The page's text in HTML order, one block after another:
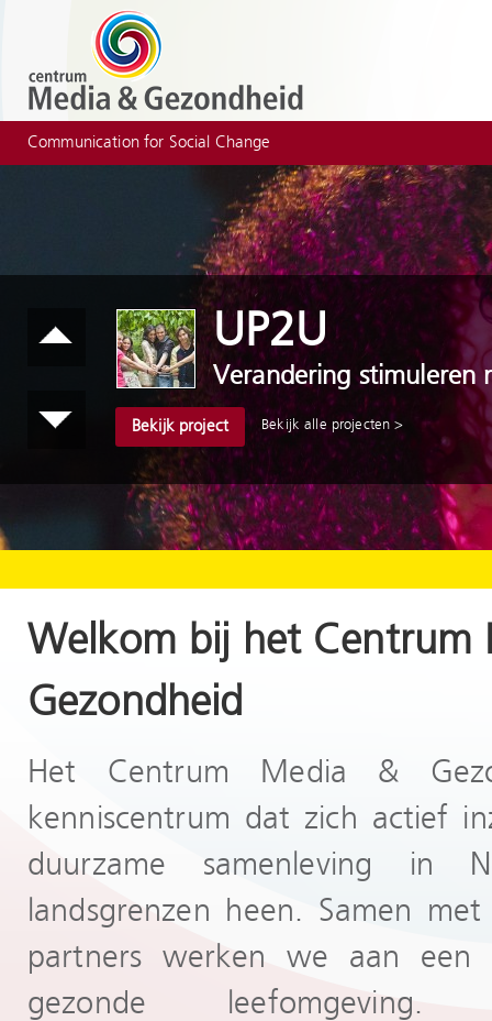
Communication for Social Change
UP2U
Verandering stimuleren
Bekijk project Bekijk alle projecten >
Welkom bij het Centrum
Gezondheid
Het Centrum Media &
kenniscentrum dat zich actief
duurzame samenleving in
landsgrenzen heen. Samen
partners werken we aan een
gezonde leefomgeving.